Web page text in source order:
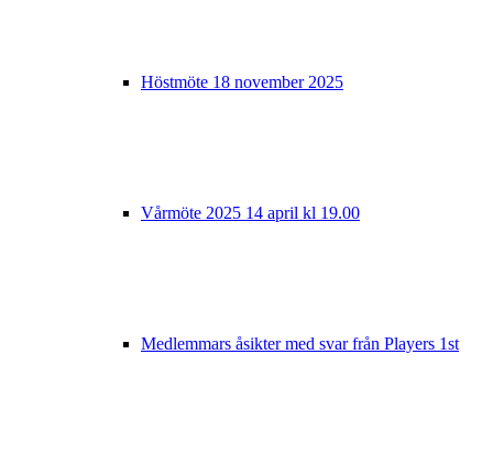
Höstmöte 18 november 2025
Vårmöte 2025 14 april kl 19.00
Medlemmars åsikter med svar från Players 1st